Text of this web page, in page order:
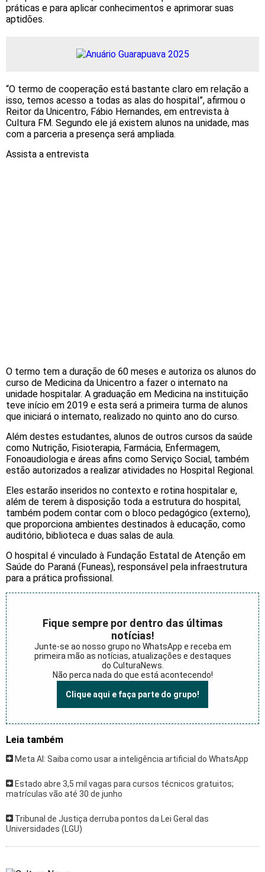
práticas e para aplicar conhecimentos e aprimorar suas
aptidões.
“O termo de cooperação está bastante claro em relação a
isso, temos acesso a todas as alas do hospital”, afirmou o
Reitor da Unicentro, Fábio Hernandes, em entrevista à
Cultura FM. Segundo ele já existem alunos na unidade, mas
com a parceria a presença será ampliada.
Assista a entrevista
O termo tem a duração de 60 meses e autoriza os alunos do
curso de Medicina da Unicentro a fazer o internato na
unidade hospitalar. A graduação em Medicina na instituição
teve início em 2019 e esta será a primeira turma de alunos
que iniciará o internato, realizado no quinto ano do curso.
Além destes estudantes, alunos de outros cursos da saúde
como Nutrição, Fisioterapia, Farmácia, Enfermagem,
Fonoaudiologia e áreas afins como Serviço Social, também
estão autorizados a realizar atividades no Hospital Regional.
Eles estarão inseridos no contexto e rotina hospitalar e,
além de terem à disposição toda a estrutura do hospital,
também podem contar com o bloco pedagógico (externo),
que proporciona ambientes destinados à educação, como
auditório, biblioteca e duas salas de aula.
O hospital é vinculado à Fundação Estatal de Atenção em
Saúde do Paraná (Funeas), responsável pela infraestrutura
para a prática profissional.
Fique sempre por dentro das últimas
notícias!
Junte-se ao nosso grupo no WhatsApp e receba em
primeira mão as notícias, atualizações e destaques
do CulturaNews.
Não perca nada do que está acontecendo!
Clique aqui e faça parte do grupo!
Leia também
Meta AI: Saiba como usar a inteligência artificial do WhatsApp
Estado abre 3,5 mil vagas para cursos técnicos gratuitos;
matrículas vão até 30 de junho
Tribunal de Justiça derruba pontos da Lei Geral das
Universidades (LGU)